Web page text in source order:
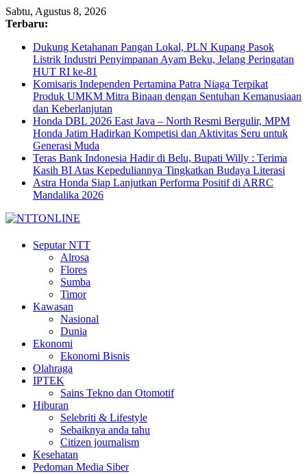
Sabtu, Agustus 8, 2026
Terbaru:
Dukung Ketahanan Pangan Lokal, PLN Kupang Pasok
Listrik Industri Penyimpanan Ayam Beku, Jelang Peringatan
HUT RI ke-81
Komisaris Independen Pertamina Patra Niaga Terpikat
Produk UMKM Mitra Binaan dengan Sentuhan Kemanusiaan
dan Keberlanjutan
Honda DBL 2026 East Java – North Resmi Bergulir, MPM
Honda Jatim Hadirkan Kompetisi dan Aktivitas Seru untuk
Generasi Muda
Teras Bank Indonesia Hadir di Belu, Bupati Willy : Terima
Kasih BI Atas Kepeduliannya Tingkatkan Budaya Literasi
Astra Honda Siap Lanjutkan Performa Positif di ARRC
Mandalika 2026
Seputar NTT
Alrosa
Flores
Sumba
Timor
Kawasan
Nasional
Dunia
Ekonomi
Ekonomi Bisnis
Olahraga
IPTEK
Sains Tekno dan Otomotif
Hiburan
Selebriti & Lifestyle
Sebaiknya anda tahu
Citizen journalism
Kesehatan
Pedoman Media Siber